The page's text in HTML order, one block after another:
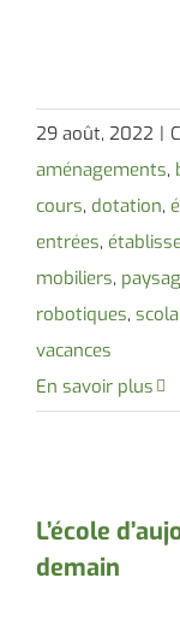
29 août, 2022 |
aménagements,
cours, dotation,
entrées,
mobiliers,
robotiques,
vacances
En savoir plus
L’école
demain